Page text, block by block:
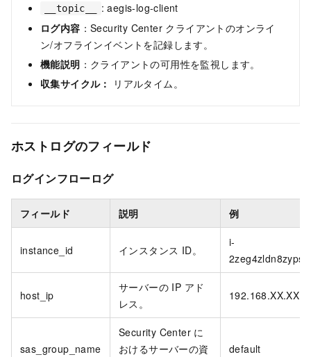
__topic__
: aegis-log-client
ログ内容 ：Security Center クライアントのオンライ
ン/オフラインイベントを記録します。
機能説明 ：クライアントの可用性を監視します。
収集サイクル：
リアルタイム。
ホストログのフィールド
ログインフローログ
フィールド 説明 例
instance_id インスタンス ID。
i-
host_ip
サーバーの IP アド
レス。
192.168.XX.XX
sas_group_name
Security Center に
おけるサーバーの資
default